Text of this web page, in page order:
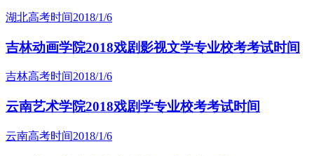
湖北高考时间2018/1/6
吉林动画学院2018戏剧影视文学专业校考考试时间
吉林高考时间2018/1/6
云南艺术学院2018戏剧学专业校考考试时间
云南高考时间2018/1/6